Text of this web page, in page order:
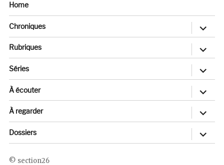
Home
Chroniques
ouvrir
sous-
menu
Rubriques
ouvrir
sous-
menu
Séries
ouvrir
sous-
menu
À écouter
ouvrir
sous-
menu
À regarder
ouvrir
le
sous-
menu
Dossiers
ouvrir
sous-
section26